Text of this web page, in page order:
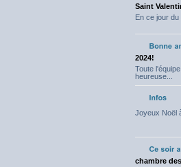
Saint
En ce jour du
2024!
Toute
heureuse...
Joyeux Noël
chambre